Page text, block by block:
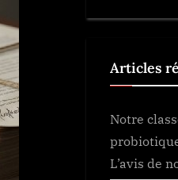
Articles
Notre
L’avis de